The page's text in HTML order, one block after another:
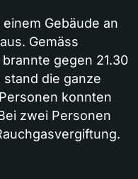
Gebäude an
Gemäss
gegen 21.30
stand die ganze
konnten
zwei Personen